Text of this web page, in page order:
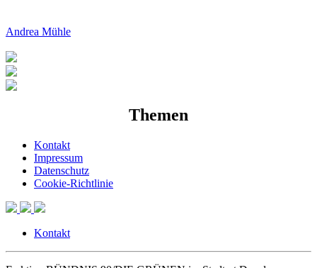
Andrea Mühle
Themen
Kontakt
Impressum
Datenschutz
Cookie-Richtlinie
Kontakt